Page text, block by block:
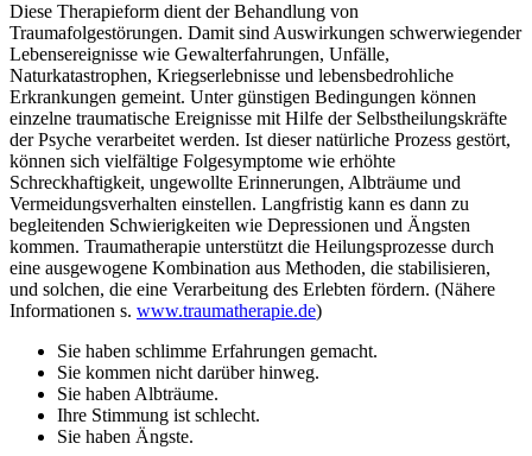
Diese Therapieform dient der Behandlung von
Traumafolgestörungen. Damit sind Auswirkungen schwerwiegender
Lebensereignisse wie Gewalterfahrungen, Unfälle,
Naturkatastrophen, Kriegserlebnisse und lebensbedrohliche
Erkrankungen gemeint. Unter günstigen Bedingungen können
einzelne traumatische Ereignisse mit Hilfe der Selbstheilungskräfte
der Psyche verarbeitet werden. Ist dieser natürliche Prozess gestört,
können sich vielfältige Folgesymptome wie erhöhte
Schreckhaftigkeit, ungewollte Erinnerungen, Albträume und
Vermeidungsverhalten einstellen. Langfristig kann es dann zu
begleitenden Schwierigkeiten wie Depressionen und Ängsten
kommen. Traumatherapie unterstützt die Heilungsprozesse durch
eine ausgewogene Kombination aus Methoden, die stabilisieren,
und solchen, die eine Verarbeitung des Erlebten fördern. (Nähere
Informationen s. www.traumatherapie.de)
Sie haben schlimme Erfahrungen gemacht.
Sie kommen nicht darüber hinweg.
Sie haben Albträume.
Ihre Stimmung ist schlecht.
Sie haben Ängste.